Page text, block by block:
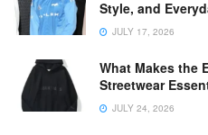
Style, and
JULY 17, 2026
What Makes the
Streetwear
JULY 24, 2026